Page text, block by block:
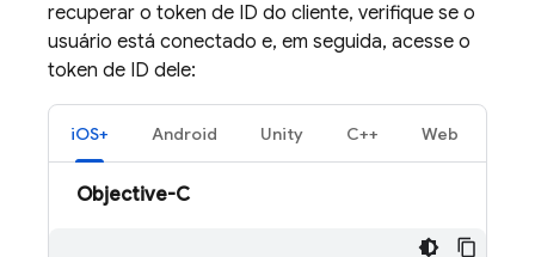
recuperar o token de ID do cliente, verifique se o
usuário está conectado e, em seguida, acesse o
token de ID dele:
iOS+ Android Unity C++ Web
Objective-C